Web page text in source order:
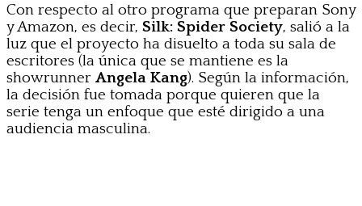
Con respecto al otro programa que preparan Sony
y Amazon, es decir, Silk: Spider Society, salió a la
luz que el proyecto ha disuelto a toda su sala de
escritores (la única que se mantiene es la
showrunner Angela Kang). Según la información,
la decisión fue tomada porque quieren que la
serie tenga un enfoque que esté dirigido a una
audiencia masculina.